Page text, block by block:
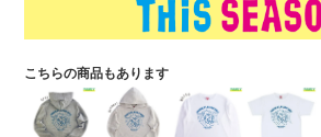
こちらの商品もあります